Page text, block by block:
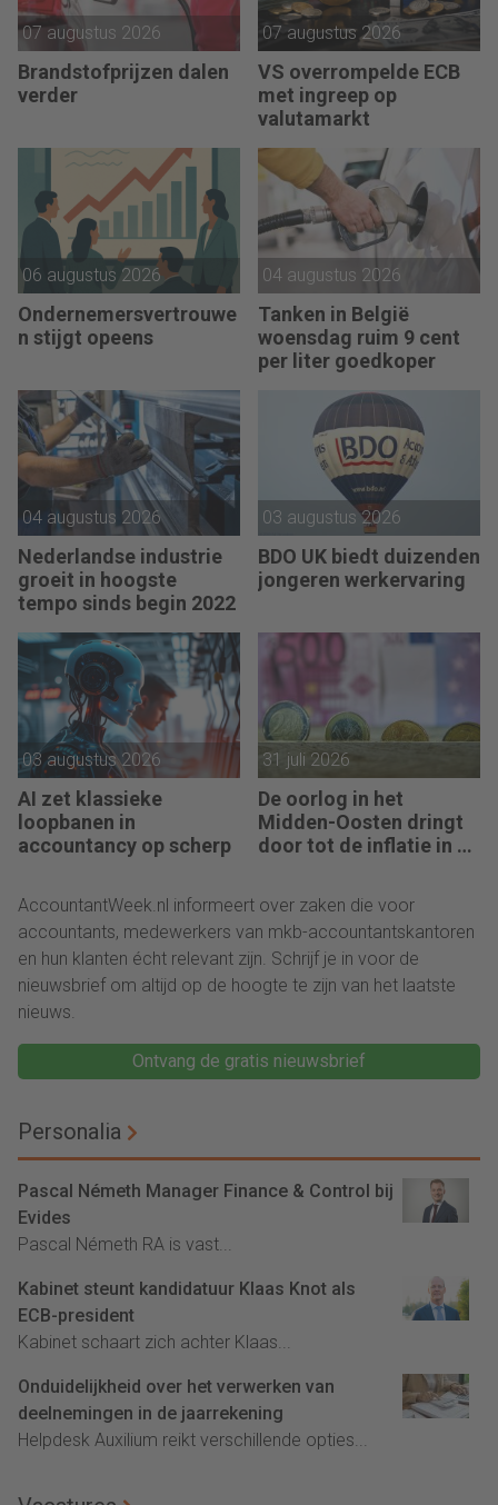
07 augustus 2026
Brandstofprijzen dalen
verder
07 augustus 2026
VS overrompelde ECB
met ingreep op
valutamarkt
06 augustus 2026
Ondernemersvertrouwe
n stijgt opeens
04 augustus 2026
Tanken in België
woensdag ruim 9 cent
per liter goedkoper
04 augustus 2026
Nederlandse industrie
groeit in hoogste
tempo sinds begin 2022
03 augustus 2026
BDO UK biedt duizenden
jongeren werkervaring
03 augustus 2026
AI zet klassieke
loopbanen in
accountancy op scherp
31 juli 2026
De oorlog in het
Midden-Oosten dringt
door tot de inflatie in de
AccountantWeek.nl informeert over zaken die voor
accountants, medewerkers van mkb-accountantskantoren
en hun klanten écht relevant zijn. Schrijf je in voor de
nieuwsbrief om altijd op de hoogte te zijn van het laatste
nieuws.
Ontvang de gratis nieuwsbrief
Personalia
Pascal Németh Manager Finance & Control bij
Evides
Pascal Németh RA is vast...
Kabinet steunt kandidatuur Klaas Knot als
ECB-president
Kabinet schaart zich achter Klaas...
Onduidelijkheid over het verwerken van
deelnemingen in de jaarrekening
Helpdesk Auxilium reikt verschillende opties...